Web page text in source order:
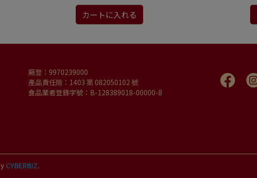
カートに入れる
廠登：9970239000
產品責任險：1403 第 082050102 號
食品業者登錄字號：B-128389018-00000-8
CYBERBIZ.